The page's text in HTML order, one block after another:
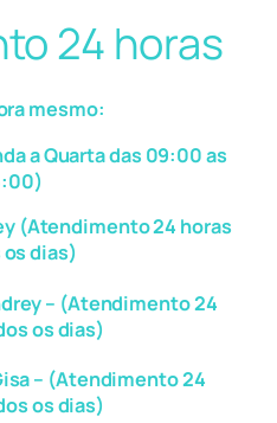
24 horas
mesmo:
a Quarta das 09:00 as
(Atendimento 24 horas
dias)
– (Atendimento 24
os dias)
– (Atendimento 24
os dias)